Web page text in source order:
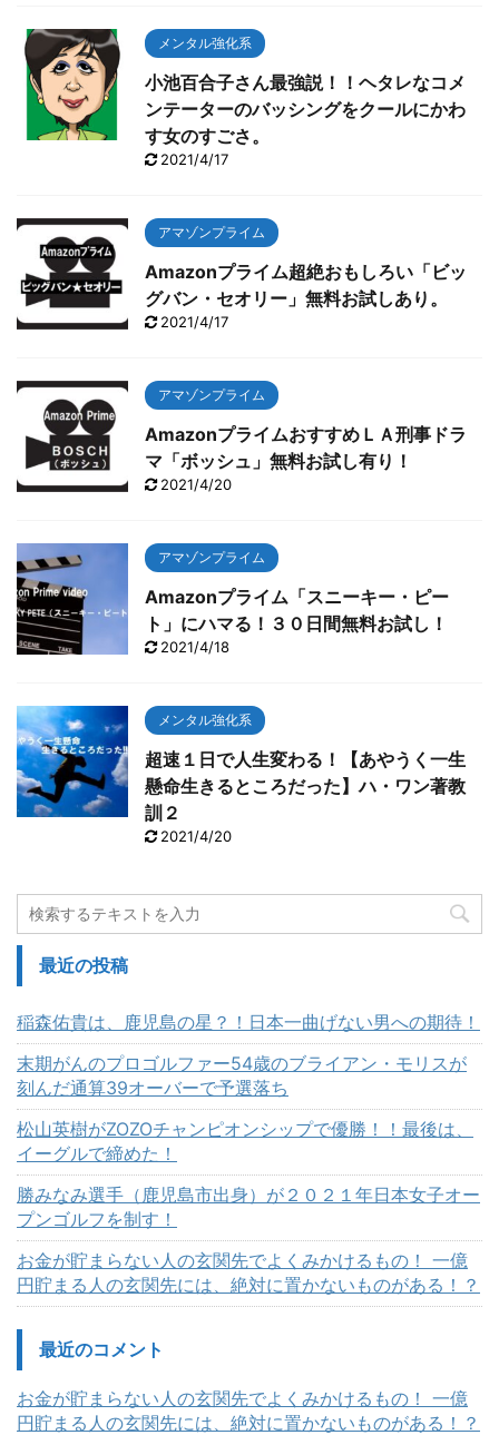
メンタル強化系
小池百合子さん最強説！！ヘタレなコメ
ンテーターのバッシングをクールにかわ
す女のすごさ。
2021/4/17
アマゾンプライム
Amazonプライム超絶おもしろい「ビッ
グバン・セオリー」無料お試しあり。
2021/4/17
アマゾンプライム
AmazonプライムおすすめＬＡ刑事ドラ
マ「ボッシュ」無料お試し有り！
2021/4/20
アマゾンプライム
Amazonプライム「スニーキー・ピー
ト」にハマる！３０日間無料お試し！
2021/4/18
メンタル強化系
超速１日で人生変わる！【あやうく一生
懸命生きるところだった】ハ・ワン著教
訓２
2021/4/20
最近の投稿
稲森佑貴は、鹿児島の星？！日本一曲げない男への期待！
末期がんのプロゴルファー54歳のブライアン・モリスが
刻んだ通算39オーバーで予選落ち
松山英樹がZOZOチャンピオンシップで優勝！！最後は、
イーグルで締めた！
勝みなみ選手（鹿児島市出身）が２０２１年日本女子オー
プンゴルフを制す！
お金が貯まらない人の玄関先でよくみかけるもの！ 一億
円貯まる人の玄関先には、絶対に置かないものがある！？
最近のコメント
お金が貯まらない人の玄関先でよくみかけるもの！ 一億
円貯まる人の玄関先には、絶対に置かないものがある！？